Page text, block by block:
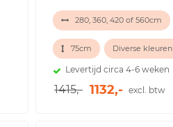
280, 360, 420 of 560cm
75cm Diverse kleuren
Levertijd circa 4-6 weken
1415,- 1132,- excl. btw